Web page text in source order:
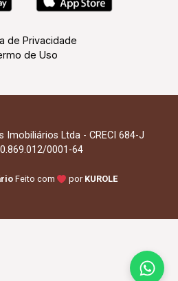
de Privacidade
de Uso
Ltda - CRECI 684-J
0001-64
Feito com por KUROLE